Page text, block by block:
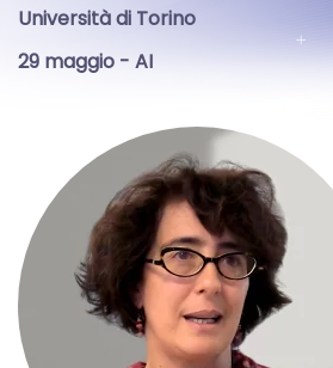
Università di Torino
29 maggio - AI